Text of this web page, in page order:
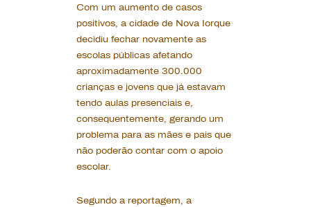
Com um aumento de casos
positivos, a cidade de Nova Iorque
decidiu fechar novamente as
escolas públicas afetando
aproximadamente 300.000
crianças e jovens que já estavam
tendo aulas presenciais e,
consequentemente, gerando um
problema para as mães e pais que
não poderão contar com o apoio
escolar.
Segundo a reportagem, a